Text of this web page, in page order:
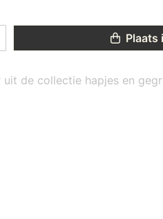
Plaats
uit de collectie hapjes en